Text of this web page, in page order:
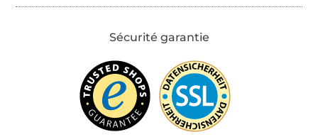
Sécurité garantie